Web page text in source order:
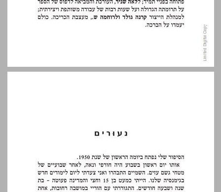
נעורים ... 11